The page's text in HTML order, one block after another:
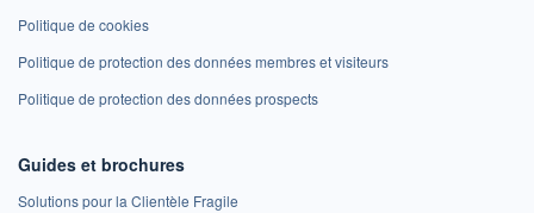
Politique de cookies
Politique de protection des données membres et visiteurs
Politique de protection des données prospects
Guides et brochures
Solutions pour la Clientèle Fragile